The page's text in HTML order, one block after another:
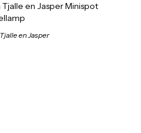
Tjalle en Jasper Minispot
en Jasper